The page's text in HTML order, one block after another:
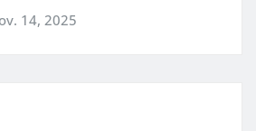
14, 2025